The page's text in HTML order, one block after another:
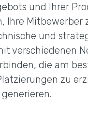
und Ihrer
Ihre Mitbewerber
und
verschiedenen
die am
zu